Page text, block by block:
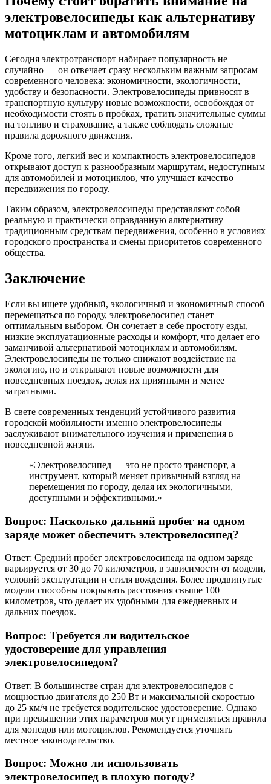
электровелосипеды как альтернативу
мотоциклам и автомобилям
Сегодня электротранспорт набирает популярность не
случайно — он отвечает сразу нескольким важным запросам
современного человека: экономичности, экологичности,
удобству и безопасности. Электровелосипеды привносят в
транспортную культуру новые возможности, освобождая от
необходимости стоять в пробках, тратить значительные суммы
на топливо и страхование, а также соблюдать сложные
правила дорожного движения.
Кроме того, легкий вес и компактность электровелосипедов
открывают доступ к разнообразным маршрутам, недоступным
для автомобилей и мотоциклов, что улучшает качество
передвижения по городу.
Таким образом, электровелосипеды представляют собой
реальную и практически оправданную альтернативу
традиционным средствам передвижения, особенно в условиях
городского пространства и смены приоритетов современного
общества.
Заключение
Если вы ищете удобный, экологичный и экономичный способ
перемещаться по городу, электровелосипед станет
оптимальным выбором. Он сочетает в себе простоту езды,
низкие эксплуатационные расходы и комфорт, что делает его
заманчивой альтернативой мотоциклам и автомобилям.
Электровелосипеды не только снижают воздействие на
экологию, но и открывают новые возможности для
повседневных поездок, делая их приятными и менее
затратными.
В свете современных тенденций устойчивого развития
городской мобильности именно электровелосипеды
заслуживают внимательного изучения и применения в
повседневной жизни.
«Электровелосипед — это не просто транспорт, а
инструмент, который меняет привычный взгляд на
перемещения по городу, делая их экологичными,
доступными и эффективными.»
Вопрос: Насколько дальний пробег на одном
заряде может обеспечить электровелосипед?
Ответ: Средний пробег электровелосипеда на одном заряде
варьируется от 30 до 70 километров, в зависимости от модели,
условий эксплуатации и стиля вождения. Более продвинутые
модели способны покрывать расстояния свыше 100
километров, что делает их удобными для ежедневных и
дальних поездок.
Вопрос: Требуется ли водительское
удостоверение для управления
электровелосипедом?
Ответ: В большинстве стран для электровелосипедов с
мощностью двигателя до 250 Вт и максимальной скоростью
до 25 км/ч не требуется водительское удостоверение. Однако
при превышении этих параметров могут применяться правила
для мопедов или мотоциклов. Рекомендуется уточнять
местное законодательство.
Вопрос: Можно ли использовать
электровелосипед в плохую погоду?